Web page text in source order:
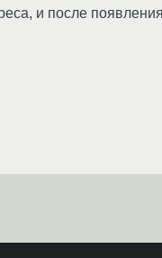
и после